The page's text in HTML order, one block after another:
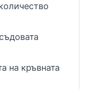
на кръвната